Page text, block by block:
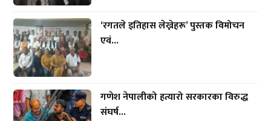
‘रगतले इतिहास लेख्नेहरू’ पुस्तक विमोचन
एवं...
गणेश नेपालीको हत्यारो सरकारका विरुद्ध
संघर्ष...